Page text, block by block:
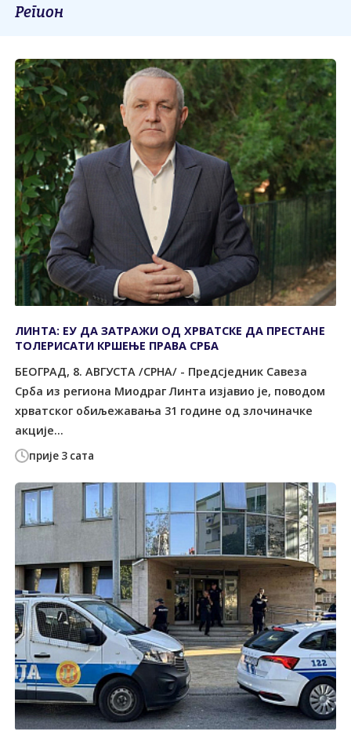
Регион
прије 3 сата
ЛИНТА: ЕУ ДА ЗАТРАЖИ ОД ХРВАТСКЕ ДА ПРЕСТАНЕ
ТОЛЕРИСАТИ КРШЕЊЕ ПРАВА СРБА
БЕОГРАД, 8. АВГУСТА /СРНА/ - Предсједник Савеза
Срба из региона Миодраг Линта изјавио је, поводом
хрватског обиљежавања 31 године од злочиначке
акције...